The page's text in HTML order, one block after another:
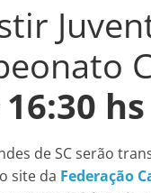
hs
de SC serão
site da Federação